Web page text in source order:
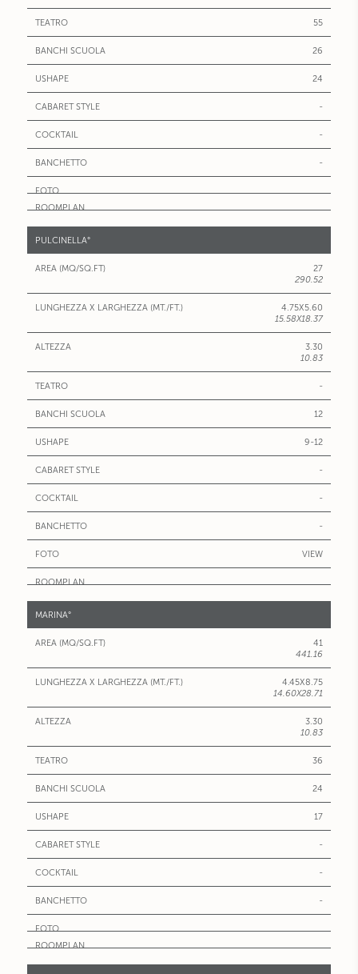
55
26
24
-
-
-
PULCINELLA°
27
290.52
4.75X5.60
15.58X18.37
3.30
10.83
-
12
9-12
-
-
-
VIEW
MARINA°
41
441.16
4.45X8.75
14.60X28.71
3.30
10.83
36
24
17
-
-
-